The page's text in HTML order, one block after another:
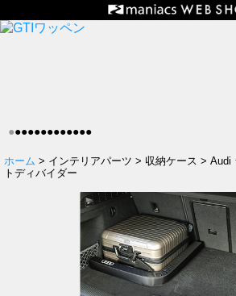
●●●●●●●●●●●●●
ホーム > インテリアパーツ > 収納ケース > Audi
トディバイダー